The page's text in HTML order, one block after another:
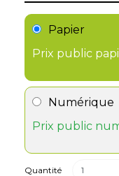
Papier
Prix public
Numérique
Prix public
Quantité